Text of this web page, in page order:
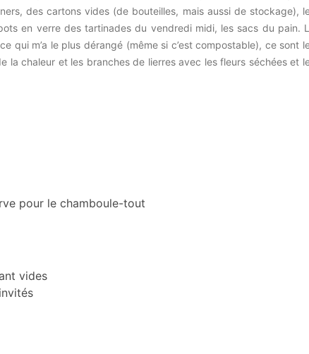
des cartons vides (de bouteilles, mais aussi de stockage),
en verre des tartinades du vendredi midi, les sacs du pain.
qui m’a le plus dérangé (même si c’est compostable), ce sont
la chaleur et les branches de lierres avec les fleurs séchées et
pour le chamboule-tout
vides